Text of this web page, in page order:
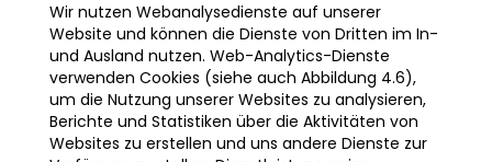
Wir nutzen Webanalysedienste auf unserer
Website und können die Dienste von Dritten im In-
und Ausland nutzen. Web-Analytics-Dienste
verwenden Cookies (siehe auch Abbildung 4.6),
um die Nutzung unserer Websites zu analysieren,
Berichte und Statistiken über die Aktivitäten von
Websites zu erstellen und uns andere Dienste zur